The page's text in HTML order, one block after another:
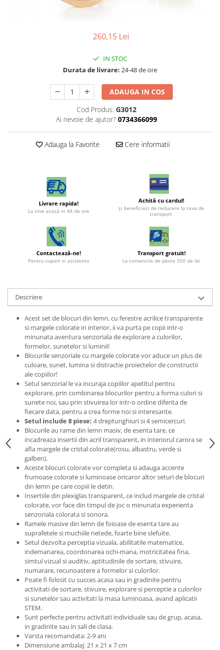
260,15 Lei
IN STOC
Durata de livrare: 24-48 de ore
ADAUGA IN COS
Cod Produs: G3012
Ai nevoie de ajutor? 0734366099
Adauga la Favorite Cere informatii
Livrare rapida!
La tine acasă in 48 de ore
Achită cu cardul!
şi beneficiezi de reducere la taxa de
transport.
Contactează-ne!
Pentru suport si asistenta
Transport gratuit!
La comenzile de peste 350 de lei
Descriere
Acest set de blocuri din lemn, cu ferestre acrilice transparente
si margele colorate in interior, ii va purta pe copii intr-o
minunata aventura senzoriala de explorare a culorilor,
formelor, sunetelor si luminii!
Blocurile senzoriale cu margele colorate vor aduce un plus de
culoare, sunet, lumina si distractie proiectelor de constructii
ale copiilor!
Setul senzorial le va incuraja copiilor apetitul pentru
explorare, prin combinarea blocurilor pentru a forma culori si
sunete noi, sau prin stivuirea lor intr-o ordine diferita de
fiecare data, pentru a crea forme noi si interesante.
Setul include 8 piese: 4 dreptunghiuri si 4 semicercuri.
Blocurile au rame din lemn masiv, de esenta tare, ce
incadreaza insertii din acril transparent, in interiorul carora se
afla margele de cristal colorate(rosu, albastru, verde si
galben).
Aceste blocuri colorate vor completa si adauga accente
frumoase colorate si luminoase oricaror altor seturi de blocuri
din lemn pe care copiii le detin.
Insertiile din plexiglas transparent, ce includ margele de cristal
colorate, vor face din timpul de joc o minunata experienta
senzoriala colorata si sonora.
Ramele masive din lemn de foioase de esenta tare au
suprafetele si muchiile netede, foarte bine slefuite.
Setul dezvolta perceptia vizuala, abilitatile matematice,
indemanarea, coordonarea ochi-mana, motricitatea fina,
simtul vizual si auditiv, aptitudinile de sortare, stivuire,
numarare, recunoastere a formelor si culorilor.
Poate fi folosit cu succes acasa sau in gradinite pentru
activitati de sortare, stivuire, explorare si perceptie a culorilor
si sunetelor sau activitati la masa luminoasa, avand aplicatii
STEM.
Sunt perfecte pentru activitati individuale sau de grup, acasa,
in gradinite sau in sali de clasa.
Varsta recomandata: 2-9 ani
Dimensiune ambalaj: 21 x 21 x 7 cm